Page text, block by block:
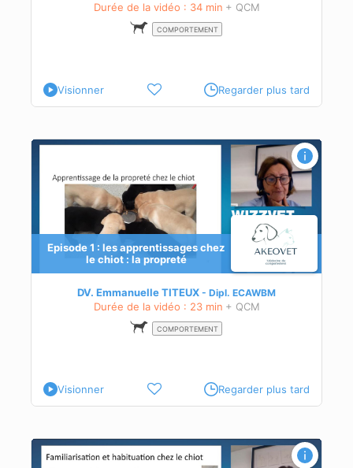
Durée de la vidéo : 34 min + QCM
COMPORTEMENT
Visionner Regarder plus tard
Episode 1 : les apprentissages chez
le chiot : la propreté
DV. Emmanuelle TITEUX Dipl. ECAWBM
Durée de la vidéo : 23 min + QCM
COMPORTEMENT
Visionner Regarder plus tard